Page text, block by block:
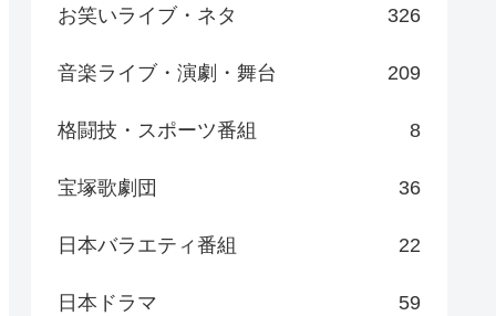
お笑いライブ・ネタ 326
音楽ライブ・演劇・舞台 209
格闘技・スポーツ番組 8
宝塚歌劇団 36
日本バラエティ番組 22
日本ドラマ 59